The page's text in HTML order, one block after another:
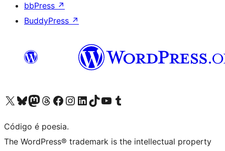
bbPress ↗
BuddyPress ↗
Acessar nossa conta do X (antigo Twitter)
Acessar nossa conta do Bluesky
Acessar nossa conta do Mastodon
Acessar nossa conta do Threads
Acessar nossa página do Facebook
Acessar nossa conta do Instagram
Acessar nossa conta do LinkedIn
Acessar nossa conta do TikTok
Acessar nosso canal do YouTube
Acessar nossa conta no Tumblr
Código é poesia.
The WordPress® trademark is the intellectual property